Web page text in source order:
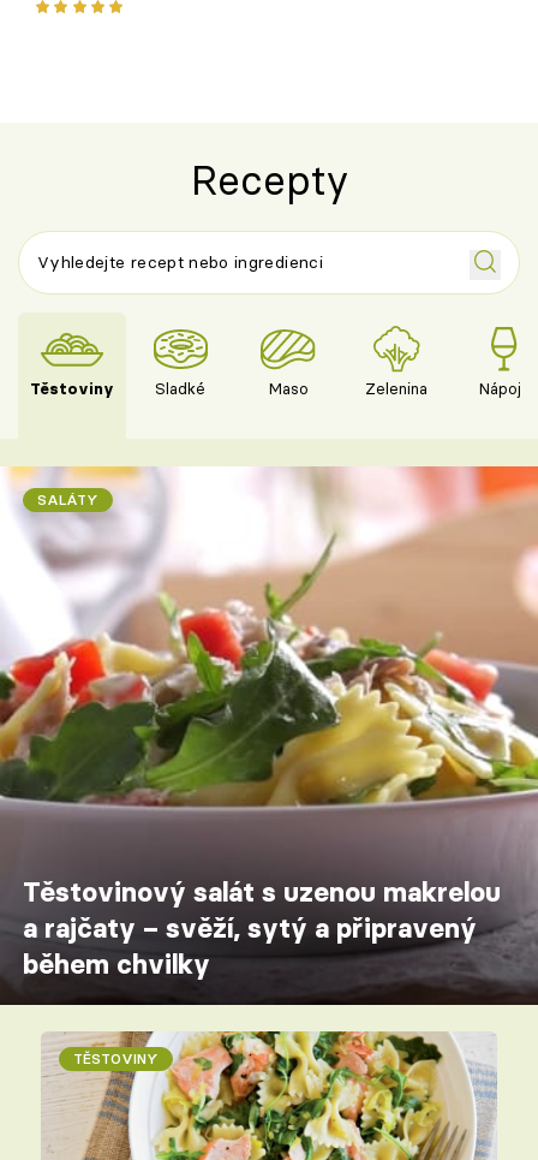
ovoce
Recepty
Těstoviny Sladké Maso Zelenina Nápoje
SALÁTY
Těstovinový salát s uzenou makrelou
a rajčaty – svěží, sytý a připravený
během chvilky
TĚSTOVINY